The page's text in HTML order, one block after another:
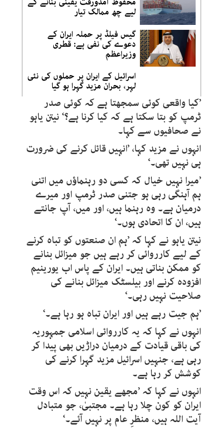
لیے چھ ممالک تیار
گیس فیلڈ پر حملہ ایران کے
دعوے کی نفی ہے: قطری
وزیراعظم
اسرائیل کے ایران پر حملوں کی نئی
لہر، بحران مزید گہرا ہو گیا
’کیا واقعی کوئی سمجھتا ہے کہ کوئی صدر
ٹرمپ کو بتا سکتا ہے کہ کیا کرنا ہے؟‘ نیتن یاہو
نے صحافیوں سے کہا۔
انہوں نے مزید کہا، ’انہیں قائل کرنے کی ضرورت
ہی نہیں تھی۔‘
’میرا نہیں خیال کہ کسی دو رہنماؤں میں اتنی
ہم آہنگی رہی ہو جتنی صدر ٹرمپ اور میرے
درمیان ہے۔ وہ رہنما ہیں، اور میں، آپ جانتے
ہیں، ان کا اتحادی ہوں۔‘
نیتن یاہو نے کہا کہ ’ہم ان صنعتوں کو تباہ کرنے
کے لیے کارروائی کر رہے ہیں جو میزائل بنانے
کو ممکن بناتی ہیں۔ ایران کے پاس اب یورینیم
افزودہ کرنے اور بیلسٹک میزائل بنانے کی
صلاحیت نہیں رہی۔‘
’ہم جیت رہے ہیں اور ایران تباہ ہو رہا ہے۔‘
انہوں نے کہا کہ یہ کارروائی اسلامی جمہوریہ
کی باقی قیادت کے درمیان دراڑیں بھی پیدا کر
رہی ہے، جنہیں اسرائیل مزید گہرا کرنے کی
کوشش کر رہا ہے۔
انہوں نے کہا کہ ’مجھے یقین نہیں کہ اس وقت
ایران کو کون چلا رہا ہے۔ مجتبیٰ، جو متبادل
آیت اللہ ہیں، منظرِ عام پر نہیں آئے۔‘